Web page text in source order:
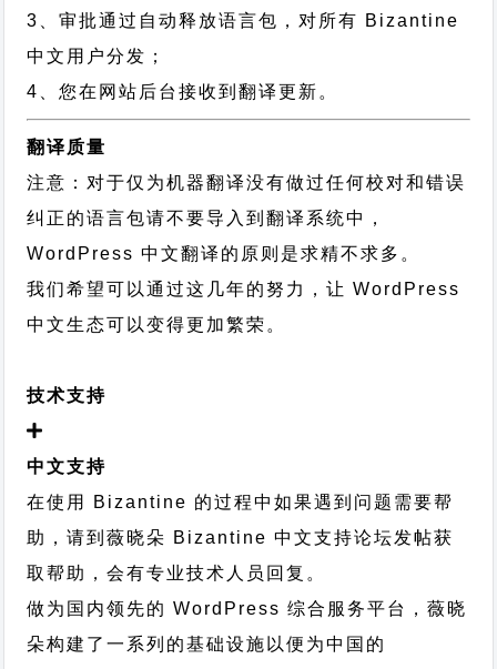
3、审批通过自动释放语言包，对所有 Bizantine
中文用户分发；
4、您在网站后台接收到翻译更新。
翻译质量
注意：对于仅为机器翻译没有做过任何校对和错误
纠正的语言包请不要导入到翻译系统中，
WordPress 中文翻译的原则 是求精不求多。
我们希望可以通过这几年的努力，让 WordPress
中文生态可以变得更加繁荣。
技术支持
中文支持
在使用 Bizantine 的过程中如果遇到问题需要帮
助，请到薇晓朵 Bizantine 中文支持论坛发帖获
取帮助，会有专业技术人员回复。
做为国内领先的 WordPress 综合服务平台，薇晓
朵构建了一系列的基础设施以便为中国的